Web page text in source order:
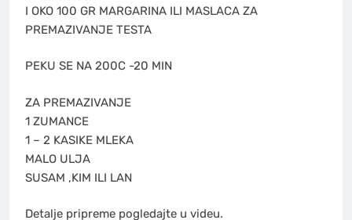
I OKO 100 GR MARGARINA ILI MASLACA ZA
PREMAZIVANJE TESTA
PEKU SE NA 200C -20 MIN
ZA PREMAZIVANJE
1 ZUMANCE
1 – 2 KASIKE MLEKA
MALO ULJA
SUSAM ,KIM ILI LAN
Detalje pripreme pogledajte u videu.